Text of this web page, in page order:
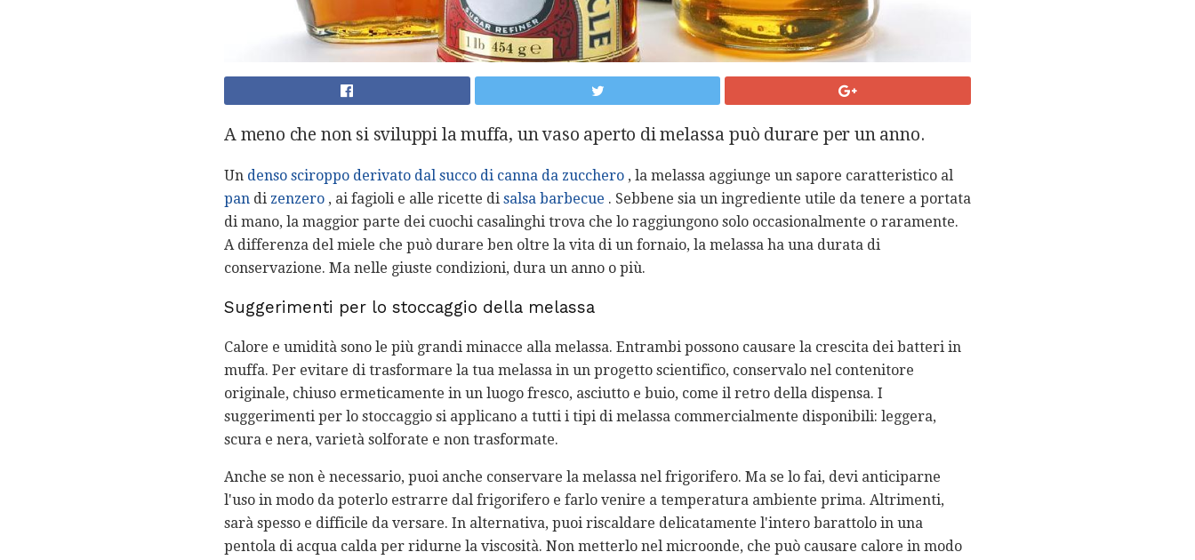
A meno che non si sviluppi la muffa, un vaso aperto di melassa può durare per un anno.
Un denso sciroppo derivato dal succo di canna da zucchero , la melassa aggiunge un sapore caratteristico al
pan di zenzero , ai fagioli e alle ricette di salsa barbecue . Sebbene sia un ingrediente utile da tenere a portata
di mano, la maggior parte dei cuochi casalinghi trova che lo raggiungono solo occasionalmente o raramente.
A differenza del miele che può durare ben oltre la vita di un fornaio, la melassa ha una durata di
conservazione. Ma nelle giuste condizioni, dura un anno o più.
Suggerimenti per lo stoccaggio della melassa
Calore e umidità sono le più grandi minacce alla melassa. Entrambi possono causare la crescita dei batteri in
muffa. Per evitare di trasformare la tua melassa in un progetto scientifico, conservalo nel contenitore
originale, chiuso ermeticamente in un luogo fresco, asciutto e buio, come il retro della dispensa. I
suggerimenti per lo stoccaggio si applicano a tutti i tipi di melassa commercialmente disponibili: leggera,
scura e nera, varietà solforate e non trasformate.
Anche se non è necessario, puoi anche conservare la melassa nel frigorifero. Ma se lo fai, devi anticiparne
l'uso in modo da poterlo estrarre dal frigorifero e farlo venire a temperatura ambiente prima. Altrimenti,
sarà spesso e difficile da versare. In alternativa, puoi riscaldare delicatamente l'intero barattolo in una
pentola di acqua calda per ridurne la viscosità. Non metterlo nel microonde, che può causare calore in modo